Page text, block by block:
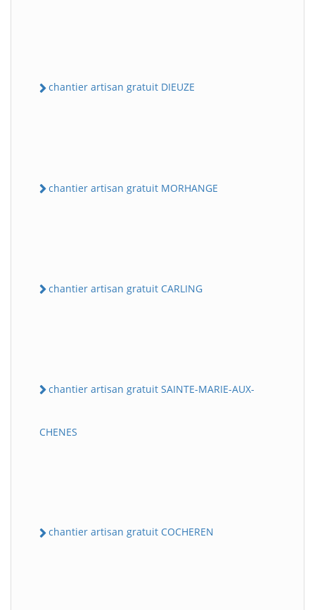
chantier artisan gratuit DIEUZE
chantier artisan gratuit MORHANGE
chantier artisan gratuit CARLING
chantier artisan gratuit SAINTE-MARIE-AUX-
CHENES
chantier artisan gratuit COCHEREN